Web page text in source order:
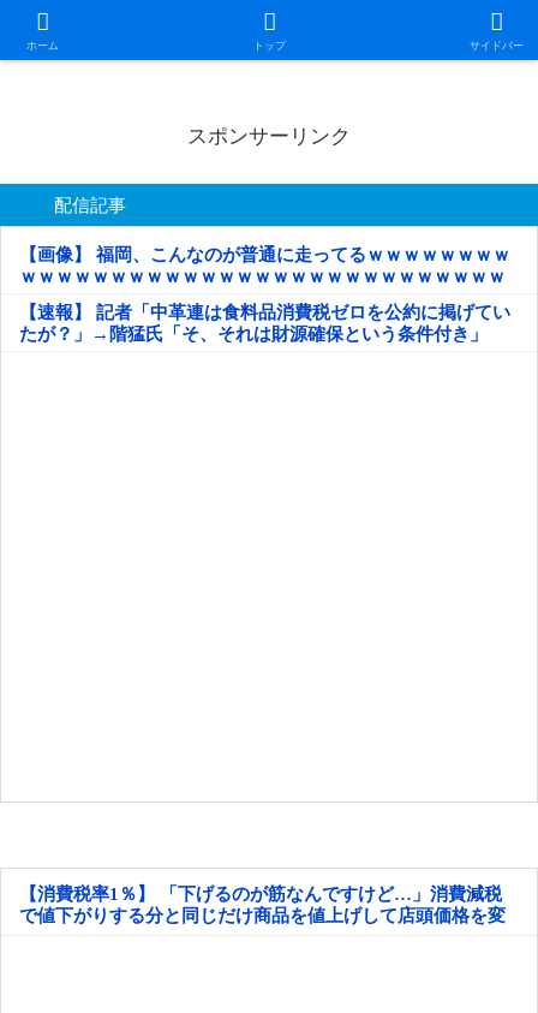
ホーム トップ サイドバー
日本第一！ニュース録
スポンサーリンク
配信記事
【画像】 福岡、こんなのが普通に走ってるｗｗｗｗｗｗｗｗ
ｗｗｗｗｗｗｗｗｗｗｗｗｗｗｗｗｗｗｗｗｗｗｗｗｗｗｗ
ｗｗｗｗｗ
【速報】 記者「中革連は食料品消費税ゼロを公約に掲げてい
たが？」→階猛氏「そ、それは財源確保という条件付き」
【消費税率1％】 「下げるのが筋なんですけど…」消費減税
で値下がりする分と同じだけ商品を値上げして店頭価格を変
えない店も